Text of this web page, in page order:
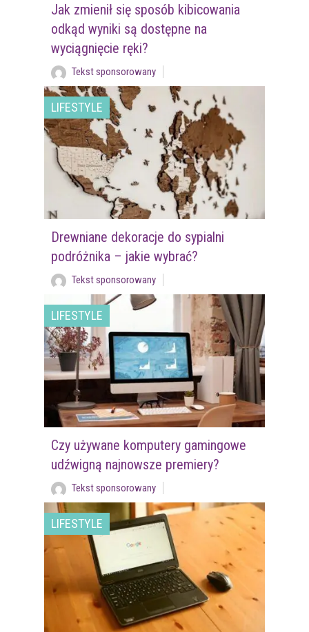
Jak zmienił się sposób kibicowania
odkąd wyniki są dostępne na
wyciągnięcie ręki?
Tekst sponsorowany
LIFESTYLE
Drewniane dekoracje do sypialni
podróżnika – jakie wybrać?
Tekst sponsorowany
LIFESTYLE
Czy używane komputery gamingowe
udźwigną najnowsze premiery?
Tekst sponsorowany
LIFESTYLE